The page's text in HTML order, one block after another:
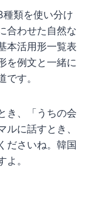
類を使い分け
合わせた自然な
本活用形一覧表
を例文と一緒に
す。
き、「うちの会
に話すとき、
ださいね。韓国
。